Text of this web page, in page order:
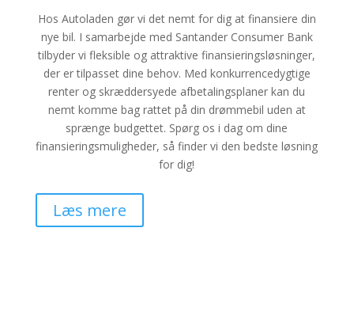
Hos Autoladen gør vi det nemt for dig at finansiere din
nye bil. I samarbejde med Santander Consumer Bank
tilbyder vi fleksible og attraktive finansieringsløsninger,
der er tilpasset dine behov. Med konkurrencedygtige
renter og skræddersyede afbetalingsplaner kan du
nemt komme bag rattet på din drømmebil uden at
sprænge budgettet. Spørg os i dag om dine
finansieringsmuligheder, så finder vi den bedste løsning
for dig!
Læs mere